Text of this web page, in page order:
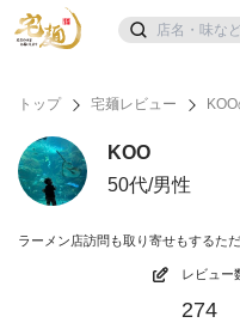
トップ 宅麺レビュー
KOO
50代/男性
ラーメン店訪問も取り寄せもするた
レビュー
274